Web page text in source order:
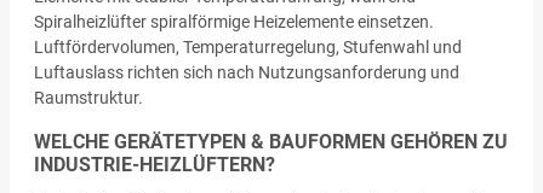
Spiralheizlüfter spiralförmige Heizelemente einsetzen.
Luftfördervolumen, Temperaturregelung, Stufenwahl und
Luftauslass richten sich nach Nutzungsanforderung und
Raumstruktur.
WELCHE GERÄTETYPEN & BAUFORMEN GEHÖREN ZU
INDUSTRIE-HEIZLÜFTERN?